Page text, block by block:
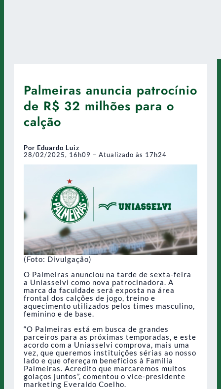
Palmeiras anuncia patrocínio
de R$ 32 milhões para o
calção
Por Eduardo Luiz
28/02/2025, 16h09 – Atualizado às 17h24
(Foto: Divulgação)
O Palmeiras anunciou na tarde de sexta-feira
a Uniasselvi como nova patrocinadora. A
marca da faculdade será exposta na área
frontal dos calções de jogo, treino e
aquecimento utilizados pelos times masculino,
feminino e de base.
“O Palmeiras está em busca de grandes
parceiros para as próximas temporadas, e este
acordo com a Uniasselvi comprova, mais uma
vez, que queremos instituições sérias ao nosso
lado e que ofereçam benefícios à Família
Palmeiras. Acredito que marcaremos muitos
golaços juntos”, comentou o vice-presidente
marketing Everaldo Coelho.